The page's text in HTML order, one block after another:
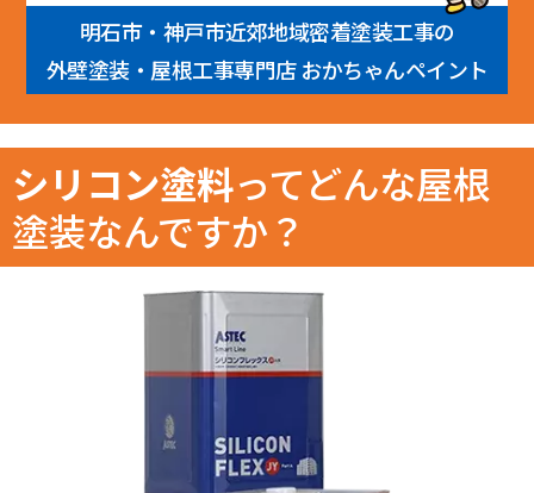
明石市・神戸市近郊地域密着塗装工事の
外壁塗装・屋根工事専門店 おかちゃんペイント
シリコン塗料ってどんな屋根
塗装なんですか？